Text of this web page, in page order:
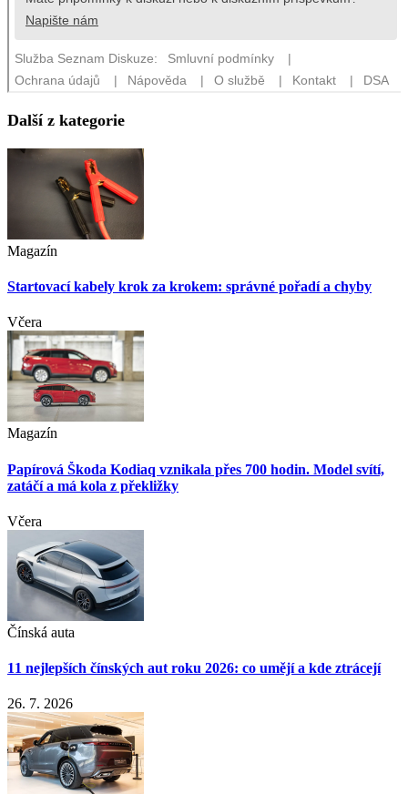
Další z kategorie
Magazín
Startovací kabely krok za krokem: správné pořadí a chyby
Včera
Magazín
Papírová Škoda Kodiaq vznikala přes 700 hodin. Model svítí,
zatáčí a má kola z překližky
Včera
Čínská auta
11 nejlepších čínských aut roku 2026: co umějí a kde ztrácejí
26. 7. 2026